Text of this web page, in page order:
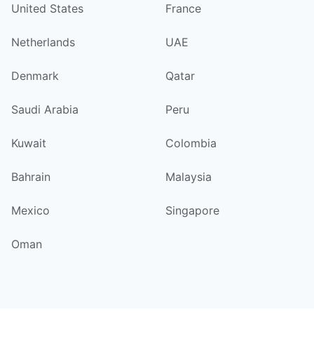
United States France
Netherlands UAE
Denmark Qatar
Saudi Arabia Peru
Kuwait Colombia
Bahrain Malaysia
Mexico Singapore
Oman